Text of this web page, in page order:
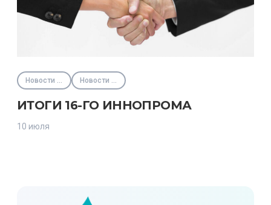
Новости партнёров Новости Фонда
ИТОГИ 16-ГО ИННОПРОМА
10 июля